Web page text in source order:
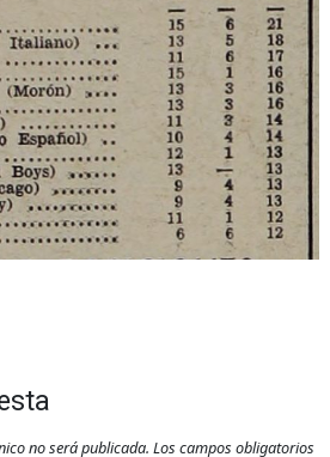
no será publicada. Los campos obligatorios